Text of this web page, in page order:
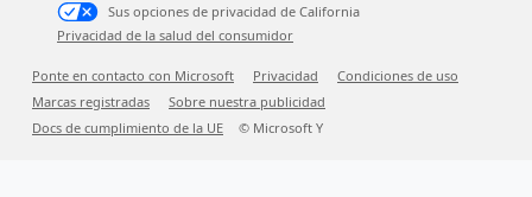
Sus opciones de privacidad de California
Privacidad de la salud del consumidor
Ponte en contacto con Microsoft Privacidad
Condiciones de uso
Marcas registradas
Sobre nuestra publicidad
Docs de cumplimiento de la UE
© Microsoft Y